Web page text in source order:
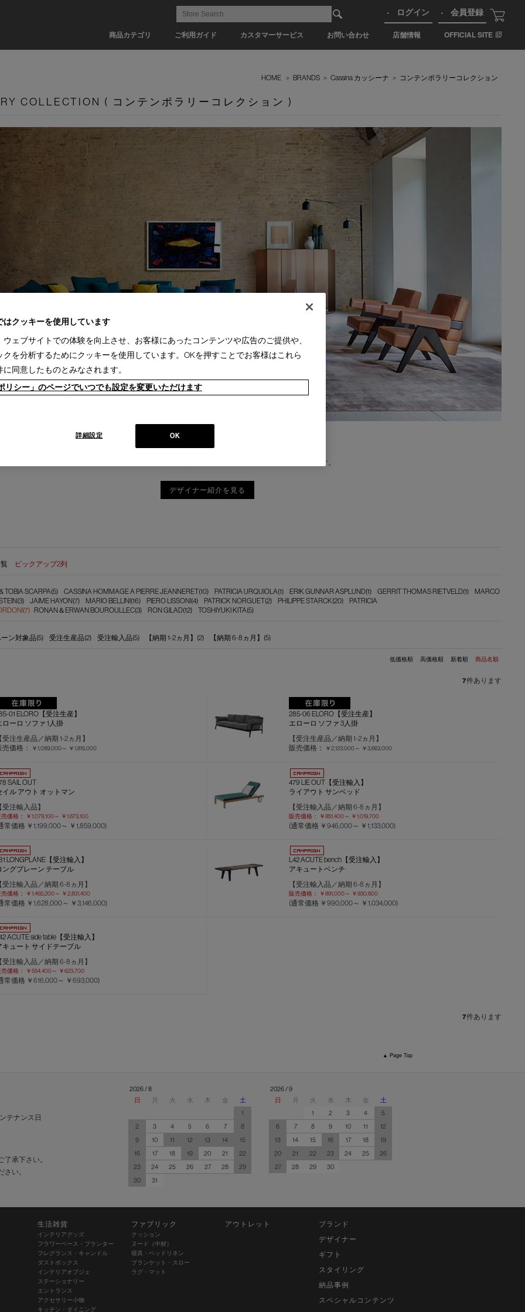
商品カテゴリ ご利用ガイド カスタマーサービス お問い合わせ 店舗情報 OFFICIAL SITE
ログイン 会員登録
HOME > BRANDS > Cassina カッシーナ > コンテンポラリーコレクション
COLLECTION ( コンテンポラリーコレクション )
イナーとのコラボレーションによるコレクション。
り、そのデザインを支える職人技や素材のクオリティがなければ、決して実現しないラインナップです。
デザイナー紹介を見る
ピックアップ2列
TOBIA SCARPA(5) CASSINA HOMMAGE A PIERRE JEANNERET(10) PATRICIA URQUIOLA(1) ERIK GUNNAR ASPLUND(1) GERRIT THOMAS RIETVELD(1)
MARCO
JAIME HAYON(7) MARIO BELLINI(16) PIERO LISSONI(4) PATRICK NORGUET(2) PHILIPPE STARCK(20)
PATRICIA
RONAN＆ERWAN BOUROULLEC(3) RON GILAD(12) TOSHIYUKI KITA(5)
ン対象品(5) 受注生産品(2) 受注輸入品(5) 【納期 1-2ヵ月】(2) 【納期 6-8ヵ月】(5)
低価格順 高価格順 新着順 商品名順
7件あります
01 ELORO【受注生産】
ローロ ソファ 1人掛
受注生産品／納期 1-2ヵ月】
売価格：
￥1,089,000～ ￥1,815,000
285-06 ELORO【受注生産】
エローロ ソファ 3人掛
【受注生産品／納期 1-2ヵ月】
販売価格：
￥2,123,000～ ￥3,663,000
SAIL OUT
イル アウト オットマン
受注輸入品】
価格： ￥1,079,100～ ￥1,673,100
常価格 ￥1,199,000～ ￥1,859,000)
479 LIE OUT【受注輸入】
ライアウト サンベッド
【受注輸入品／納期 6-8ヵ月】
販売価格： ￥851,400～ ￥1,019,700
(通常価格 ￥946,000～ ￥1,133,000)
LONGPLANE【受注輸入】
ングプレーン テーブル
受注輸入品／納期 6-8ヵ月】
価格： ￥1,465,200～ ￥2,831,400
常価格 ￥1,628,000～ ￥3,146,000)
L42 ACUTE bench【受注輸入】
アキュートベンチ
【受注輸入品／納期 6-8ヵ月】
販売価格： ￥891,000～ ￥930,600
(通常価格 ￥990,000～ ￥1,034,000)
ACUTE side table【受注輸入】
キュート サイドテーブル
受注輸入品／納期 6-8ヵ月】
価格： ￥554,400～ ￥623,700
常価格 ￥616,000～ ￥693,000)
7件あります
▲ Page Top
テナンス日
承下さい。
さい。
2026 / 8
日
月 火 水 木 金
土
1
2
3 4 5 6 7
8
9
10 11 12 13 14
15
16
17 18 19 20 21
22
23
24 25 26 27 28
29
30
31
2026 / 9
日
月 火 水 木 金
土
1
2 3 4
5
6
7 8 9 10 11
12
13
14 15 16 17 18
19
20
21 22 23 24 25
26
27
28 29 30
生活雑貨
インテリアグッズ
フラワーベース・プランター
フレグランス・キャンドル
ダストボックス
インテリアオブジェ
ステーショナリー
エントランス
アクセサリー小物
キッチン・ダイニング
ファブリック
クッション
ヌード（中材）
寝具・ベッドリネン
ブランケット・スロー
ラグ・マット
アウトレット
ブランド
デザイナー
ギフト
スタイリング
納品事例
スペシャルコンテンツ
はクッキーを使用しています
ウェブサイトでの体験を向上させ、お客様にあったコンテンツや広告のご提供や、
クを分析するためにクッキーを使用しています。OKを押すことでお客様はこれら
同意したものとみなされます。
リシー」のページでいつでも設定を変更いただけます
OK
詳細設定